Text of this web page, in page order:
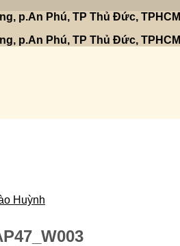
p.An Phú, TP Thủ Đức, TPHCM
p.An Phú, TP Thủ Đức, TPHCM
Huỳnh